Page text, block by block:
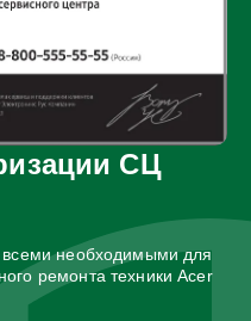
СЦ
необходимыми для
ремонта техники Acer